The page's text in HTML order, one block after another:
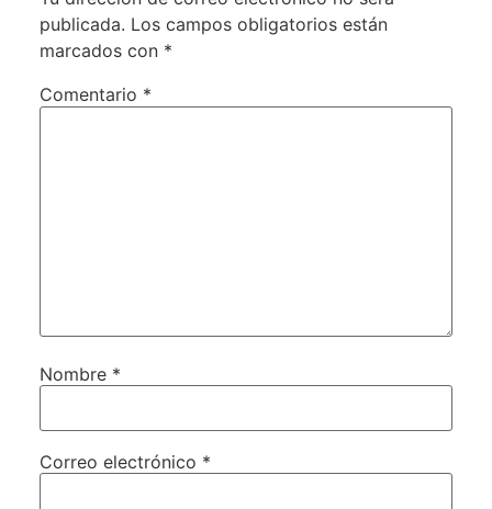
publicada. Los campos obligatorios están
marcados con *
Comentario *
Nombre *
Correo electrónico *